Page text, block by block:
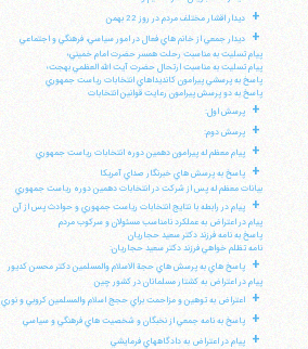
+ ديدار اقشار مختلف مردم در روز 22 بهمن
+
ديدار جمعي از خانم هاي فعال در امور سياسي، فرهنگي و اجتماعي
پيام تسليت به مناسبت رحلت همسر حضرت امام خميني؛
پيام تسليت به مناسبت ارتحال حضرت آيت الله العظمي بهجت؛
پاسخ به پرسشي پيرامون كانديداهاي انتخابات رياست جمهوري
پاسخ به دو پرسش پيرامون رعايت قوانين انتخابات
+ پرسش اول:
+ پرسش دوم:
+ پيام معظم له پيرامون دهمين دوره انتخابات رياست جمهوري
+
پاسخ به پرسش هاي خبرنگار صداي آمريكا
بيانات معظم له پس از شركت در انتخابات دهمين دوره رياست جمهوري
+
پيام در رابطه با نتايج انتخابات رياست جمهوري و حوادث پس از آن
پيام در اعتراض به عملكرد نامناسب مسئولان و سركوب مردم
پاسخ به نامه فرزند دكتر سعيد حجاريان
نامه تظلم خواهي فرزند دكتر سعيد حجاريان:
+
پاسخ هاي به پرسش هاي حجة الاسلام والمسلمين دكتر محسن كديور
پيام در اعتراض به كشتار مسلمانان در كشور چين
+ اعتراض به توهين و مزاحمت براي حجج اسلام والمسلمين كروبي و نوري
+ پاسخ به نامه جمعي از نخبگان و شخصيت هاي فرهنگي و سياسي
+
پيام در اعتراض به دادگاههاي فرمايشي